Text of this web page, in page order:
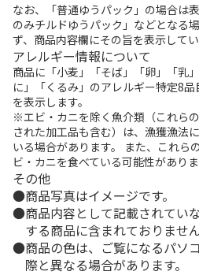
なお、「普通ゆうパック」の場合は
のみチルドゆうパック」などとなる
ず、商品内容欄にその旨を表示してい
アレルギー情報について
商品に「小麦」「そば」「卵」「乳
に」「くるみ」のアレルギー特定8
を表示します。
※エビ・カニを除く魚介類（これら
された加工品も含む）は、漁獲漁法
いる場合があります。 また、これら
ビ・カニを食べている可能性がありま
その他
商品写真はイメージです。
商品内容として記載されてい
する商品に含まれておりません
商品の色は、ご覧になるパソ
際と異なる場合があります。